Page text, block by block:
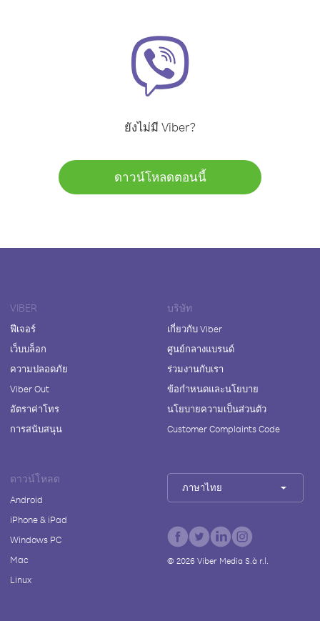
ยังไม่มี Viber?
ดาวน์โหลดตอนนี้
VIBER
ฟีเจอร์
เว็บบล็อก
ความปลอดภัย
Viber Out
อัตราค่าโทร
การสนับสนุน
บริษัท
เกี่ยวกับ Viber
ศูนย์กลางแบรนด์
ร่วมงานกับเรา
ข้อกำหนดและนโยบาย
นโยบายความเป็นส่วนตัว
Customer Complaints Code
ดาวน์โหลด
Android
iPhone & iPad
Windows PC
Mac
Linux
ภาษาไทย
© 2026Viber Media S.à r.l.